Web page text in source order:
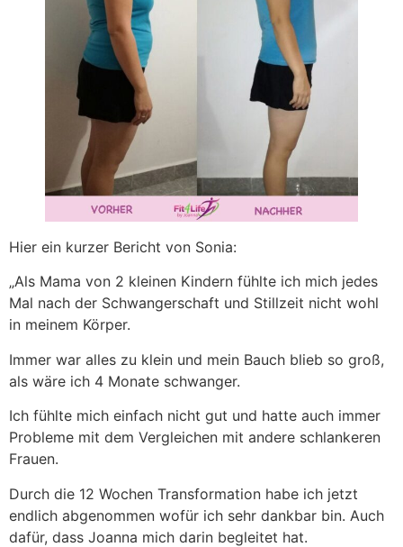
Hier ein kurzer Bericht von Sonia:
„Als Mama von 2 kleinen Kindern fühlte ich mich jedes
Mal nach der Schwangerschaft und Stillzeit nicht wohl
in meinem Körper.
Immer war alles zu klein und mein Bauch blieb so groß,
als wäre ich 4 Monate schwanger.
Ich fühlte mich einfach nicht gut und hatte auch immer
Probleme mit dem Vergleichen mit andere schlankeren
Frauen.
Durch die 12 Wochen Transformation habe ich jetzt
endlich abgenommen wofür ich sehr dankbar bin. Auch
dafür, dass Joanna mich darin begleitet hat.